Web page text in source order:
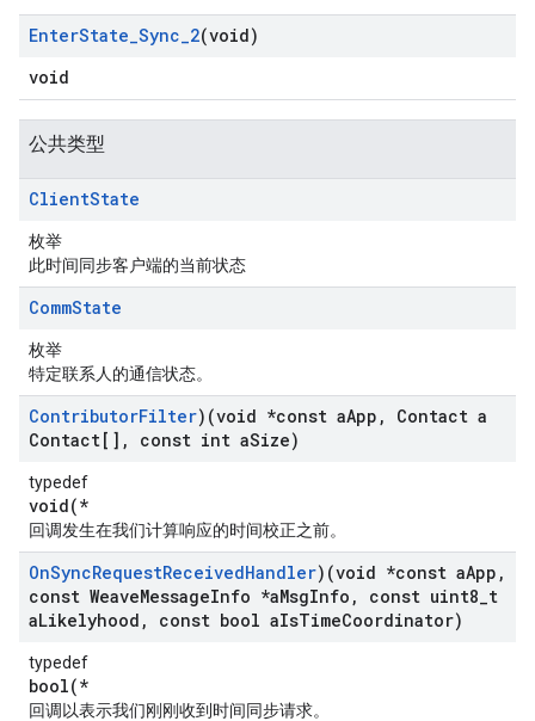
EnterState_Sync_2(void)
void
公共类型
ClientState
枚举
此时间同步客户端的当前状态
CommState
枚举
特定联系人的通信状态。
ContributorFilter)(void *const aApp ,
Contact a
Contact[] , const int aSize)
typedef
void(*
回调发生在我们计算响应的时间校正之前。
OnSyncRequestReceivedHandler)(void *const aApp ,
const WeaveMessageInfo *aMsgInfo , const uint8 t
aLikelyhood , const bool aIsTimeCoordinator)
typedef
bool(*
回调以表示我们刚刚收到时间同步请求。